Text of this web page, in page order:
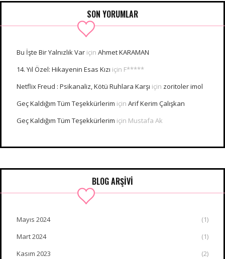
SON YORUMLAR
Bu İşte Bir Yalnızlık Var için Ahmet KARAMAN
14. Yıl Özel: Hikayenin Esas Kızı için F*****
Netflix Freud : Psikanaliz, Kötü Ruhlara Karşı için zoritoler imol
Geç Kaldığım Tüm Teşekkürlerim için Arif Kerim Çalışkan
Geç Kaldığım Tüm Teşekkürlerim için Mustafa Ak
BLOG ARŞİVİ
Mayıs 2024
(1)
Mart 2024
(1)
Kasım 2023
(2)